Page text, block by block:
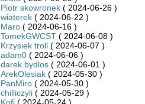
Piotr skowronek( 2024-06-26 )
wiaterek( 2024-06-22 )
Maro( 2024-06-16 )
TomekGWCST( 2024-06-08 )
Krzysiek troll( 2024-06-07 )
adam0( 2024-06-06 )
darek.bydlos( 2024-06-01 )
ArekOlesiak( 2024-05-30 )
PanMiro( 2024-05-30 )
chilliczyli( 2024-05-29 )
Kofi( 2024-05-24 )